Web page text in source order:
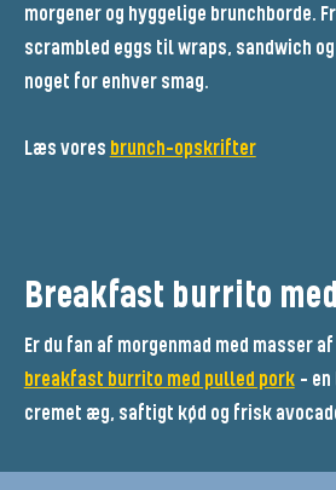
morgener og hyggelige brunchborde.
scrambled eggs til wraps, sandwich
noget for enhver smag.
Læs vores brunch-opskrifter
Breakfast burrito
Er du fan af morgenmad med masser
breakfast burrito med pulled pork– en
cremet æg, saftigt kød og frisk